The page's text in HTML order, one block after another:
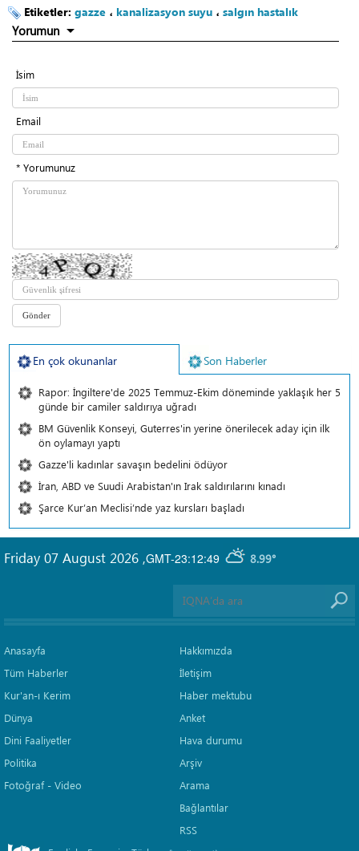
Etiketler: gazze ، kanalizasyon suyu ، salgın hastalık
Yorumun
İsim
Email
* Yorumunuz
En çok okunanlar Son Haberler
Rapor: İngiltere'de 2025 Temmuz-Ekim döneminde yaklaşık her 5
günde bir camiler saldırıya uğradı
BM Güvenlik Konseyi, Guterres'in yerine önerilecek aday için ilk
ön oylamayı yaptı
Gazze'li kadınlar savaşın bedelini ödüyor
İran, ABD ve Suudi Arabistan'ın Irak saldırılarını kınadı
Şarce Kur’an Meclisi’nde yaz kursları başladı
GMT-23:12:49 8.99°
Friday 07 August 2026 ,
Anasayfa
Tüm Haberler
Kur'an-ı Kerim
Dünya
Dini Faaliyetler
Politika
Fotoğraf - Video
Hakkımızda
İletişim
Haber mektubu
Anket
Hava durumu
Arşiv
Arama
Bağlantılar
RSS